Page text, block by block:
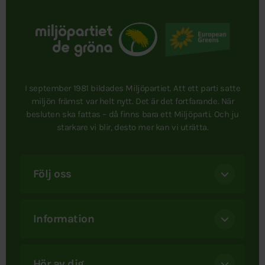
I september 1981 bildades Miljöpartiet. Att ett parti satte
miljön främst var helt nytt. Det är det fortfarande. När
besluten ska fattas – då finns bara ett Miljöparti. Och ju
starkare vi blir, desto mer kan vi uträtta.
Följ oss
Information